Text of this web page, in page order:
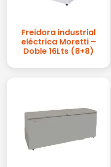
Freidora industrial
eléctrica Moretti –
Doble 16Lts (8+8)